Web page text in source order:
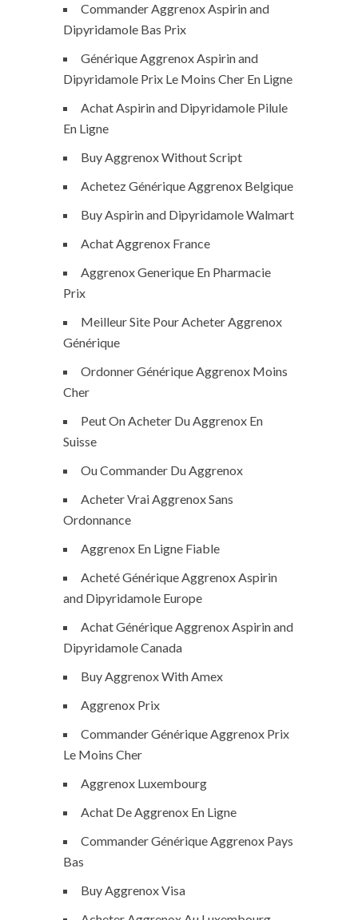
Commander Aggrenox Aspirin and
Dipyridamole Bas Prix
Générique Aggrenox Aspirin and
Dipyridamole Prix Le Moins Cher En Ligne
Achat Aspirin and Dipyridamole Pilule
En Ligne
Buy Aggrenox Without Script
Achetez Générique Aggrenox Belgique
Buy Aspirin and Dipyridamole Walmart
Achat Aggrenox France
Aggrenox Generique En Pharmacie
Prix
Meilleur Site Pour Acheter Aggrenox
Générique
Ordonner Générique Aggrenox Moins
Cher
Peut On Acheter Du Aggrenox En
Suisse
Ou Commander Du Aggrenox
Acheter Vrai Aggrenox Sans
Ordonnance
Aggrenox En Ligne Fiable
Acheté Générique Aggrenox Aspirin
and Dipyridamole Europe
Achat Générique Aggrenox Aspirin and
Dipyridamole Canada
Buy Aggrenox With Amex
Aggrenox Prix
Commander Générique Aggrenox Prix
Le Moins Cher
Aggrenox Luxembourg
Achat De Aggrenox En Ligne
Commander Générique Aggrenox Pays
Bas
Buy Aggrenox Visa